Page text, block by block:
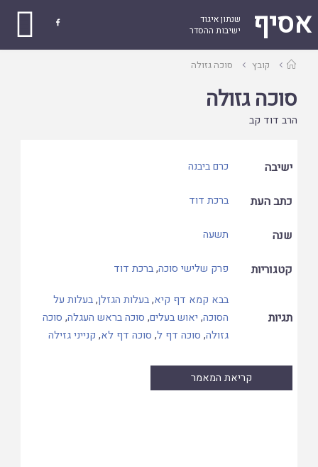
אסיף
שנתון איגוד
ישיבות ההסדר

עמודקובץ סוכה גזולה
סוכה גזולה
הרב דוד קב
ישיבה כרם ביבנה
כתב העת ברכת דוד
שנה תשעה
קטגוריות פרק שלישי סוכה,ברכת דוד
תגיות
בבא קמא דף קיא,בעלות הגזלן,בעלות על
הסוכה, יאוש בעלים, סוכה בראש העגלה, סוכה
גזולה, סוכה דף ל, סוכה דף לא, קנייני גזילה
קריאת המאמר